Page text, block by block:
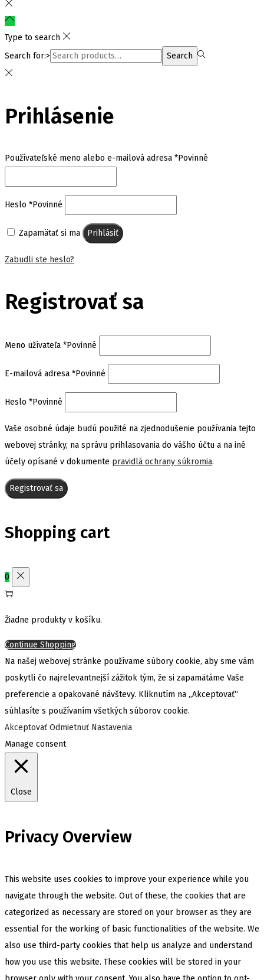
Type to search
Search for:>
Search
Prihlásenie
Používateľské meno alebo e-mailová adresa *Povinné
Heslo *Povinné
Zapamätať si ma Prihlásiť
Zabudli ste heslo?
Registrovať sa
Meno užívateľa *Povinné
E-mailová adresa *Povinné
Heslo *Povinné
Vaše osobné údaje budú použité na zjednodušenie používania tejto
webovej stránky, na správu prihlasovania do vášho účtu a na iné
účely opísané v dokumente pravidlá ochrany súkromia.
Registrovať sa
Shopping cart
0
Žiadne produkty v košíku.
Continue Shopping
Na našej webovej stránke používame súbory cookie, aby sme vám
poskytli čo najrelevantnejší zážitok tým, že si zapamätáme Vaše
preferencie a opakované návštevy. Kliknutím na „Akceptovať“
súhlasíte s používaním všetkých súborov cookie.
Akceptovať Odmietnuť Nastavenia
Manage consent
Close
Privacy Overview
This website uses cookies to improve your experience while you
navigate through the website. Out of these, the cookies that are
categorized as necessary are stored on your browser as they are
essential for the working of basic functionalities of the website. We
also use third-party cookies that help us analyze and understand
how you use this website. These cookies will be stored in your